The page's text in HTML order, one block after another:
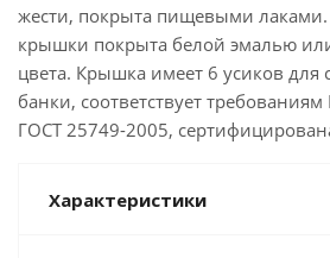
жести, покрыта пищевыми
крышки покрыта белой эмалью
цвета. Крышка имеет 6 усиков для
банки, соответствует
ГОСТ 25749-2005,
Характеристики